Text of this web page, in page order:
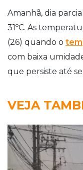
Amanhã, dia
31ºC. As
(26) quando o
com baixa
que persiste até
VEJA